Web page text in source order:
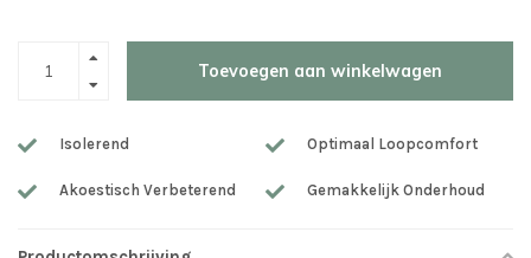
Toevoegen aan winkelwagen
Isolerend Optimaal Loopcomfort
Akoestisch Verbeterend Gemakkelijk Onderhoud